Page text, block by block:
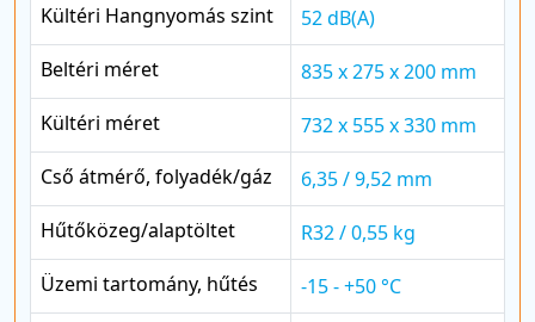
Kültéri Hangnyomás szint
52 dB(A)
Beltéri méret
835 x 275 x 200 mm
Kültéri méret
732 x 555 x 330 mm
Cső átmérő, folyadék/gáz
6,35 / 9,52 mm
Hűtőközeg/alaptöltet
R32 / 0,55 kg
Üzemi tartomány, hűtés
-15 - +50 °C